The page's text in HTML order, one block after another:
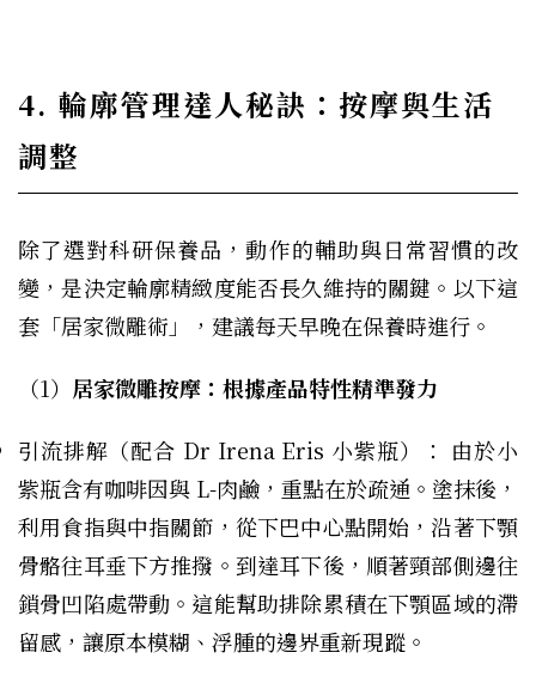
4. 輪廓管理達人秘訣：按摩與生活
調整
除了選對科研保養品，動作的輔助與日常習慣的改
變，是決定輪廓精緻度能否長久維持的關鍵。以下這
套「居家微雕術」，建議每天早晚在保養時進行。
（1） 居家微雕按摩：根據產品特性精準發力
引流排解（配合 Dr Irena Eris 小紫瓶）： 由於小
紫瓶含有咖啡因與 L-肉鹼，重點在於疏通。塗抹後，
利用食指與中指關節，從下巴中心點開始，沿著下顎
骨骼往耳垂下方推撥。到達耳下後，順著頸部側邊往
鎖骨凹陷處帶動。這能幫助排除累積在下顎區域的滯
留感，讓原本模糊、浮腫的邊界重新現蹤。